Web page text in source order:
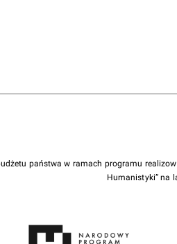
państwa w ramach programu
Humanistyki” na